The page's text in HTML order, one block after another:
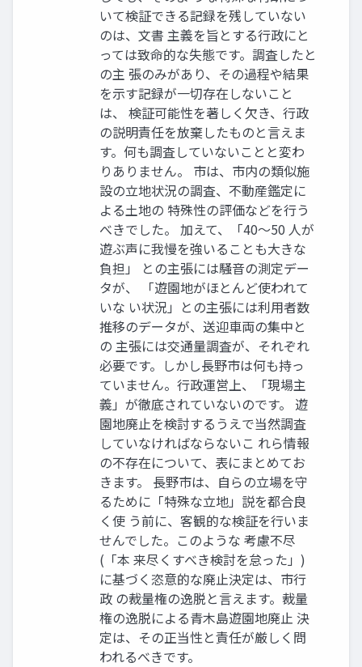
いて検証できる記録を残していない
のは、文書 主義を旨とする行政にと
っては致命的な失態です。調査したと
の主 張のみがあり、その過程や結果
を示す記録が一切存在しないこと
は、 検証可能性を著しく欠き、行政
の説明責任を放棄したものと言えま
す。何も調査していないことと変わ
りありません。 市は、市内の類似施
設の立地状況の調査、不動産鑑定に
よる土地の 特殊性の評価などを行う
べきでした。 加えて、「40～50 人が
遊ぶ声に我慢を強いることも大きな
負担」 との主張には騒音の測定デー
タが、 「遊園地がほとんど使われて
いな い状況」との主張には利用者数
推移のデータが、送迎車両の集中と
の 主張には交通量調査が、それぞれ
必要です。しかし長野市は何も持っ
ていません。行政運営上、「現場主
義」が徹底されていないのです。 遊
園地廃止を検討するうえで当然調査
していなければならないこ れら情報
の不存在について、表にまとめてお
きます。 長野市は、自らの立場を守
るために「特殊な立地」説を都合良
く使 う前に、客観的な検証を行いま
せんでした。このような 考慮不尽
(「本 来尽くすべき検討を怠った」)
に基づく恣意的な廃止決定は、市行
政 の裁量権の逸脱と言えます。裁量
権の逸脱による青木島遊園地廃止 決
定は、その正当性と責任が厳しく問
われるべきです。